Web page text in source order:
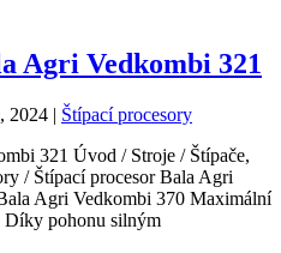
Agri Vedkombi 321
2024 | Štípací procesory
321 Úvod / Stroje / Štípače,
/ Štípací procesor Bala Agri
Agri Vedkombi 370 Maximální
Díky pohonu silným